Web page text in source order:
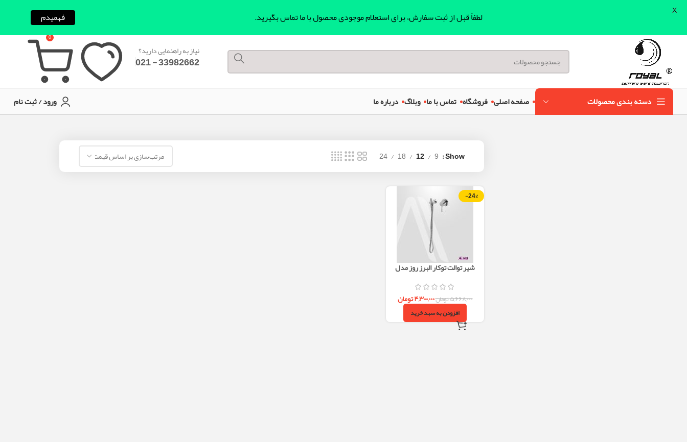
نیاز به راهنمایی دارید؟
33982662 - 021
0
دسته بندی محصولات صفحه اصلی فروشگاه تماس با ما وبلاگ درباره ما ورود / ثبت نام
Show
9
12
18
24
-24%
شیر توالت توکار البرز روز مدل
۵,۶۶۸,۰۰۰تومان۴,۳۰۰,۰۰۰تومان
افزودن به سبد خرید
لطفاً قبل از ثبت سفارش، برای استعلام موجودی محصول با ما تماس بگیرید. فهمیدم X